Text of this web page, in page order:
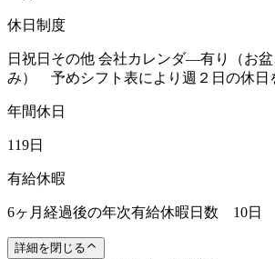
休日制度
日祝日その他 会社カレンダ―有り（お
み） 予めシフト表により週２日の休日
年間休日
119日
有給休暇
6ヶ月経過後の年次有給休暇日数 10日
詳細を閉じる